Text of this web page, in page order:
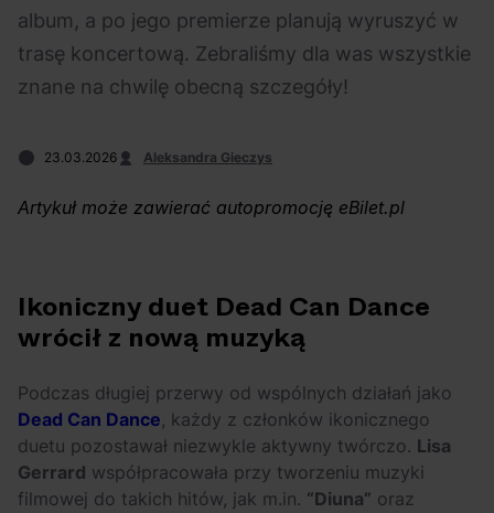
OFF Festival 2026 –
warte uwagi!
High Five: pięć
wydarzeń w polskim
album, a po jego premierze planują wyruszyć w
trasę koncertową. Zebraliśmy dla was wszystkie
znane na chwilę obecną szczegóły!
23.03.2026 Aleksandra Gieczys
Artykuł może zawierać autopromocję eBilet.pl
Ikoniczny duet Dead Can Dance
wrócił z nową muzyką
Podczas długiej przerwy od wspólnych działań jako
Dead Can Dance, każdy z członków ikonicznego
duetu pozostawał niezwykle aktywny twórczo. Lisa
Gerrard współpracowała przy tworzeniu muzyki
filmowej do takich hitów, jak m.in. “Diuna” oraz